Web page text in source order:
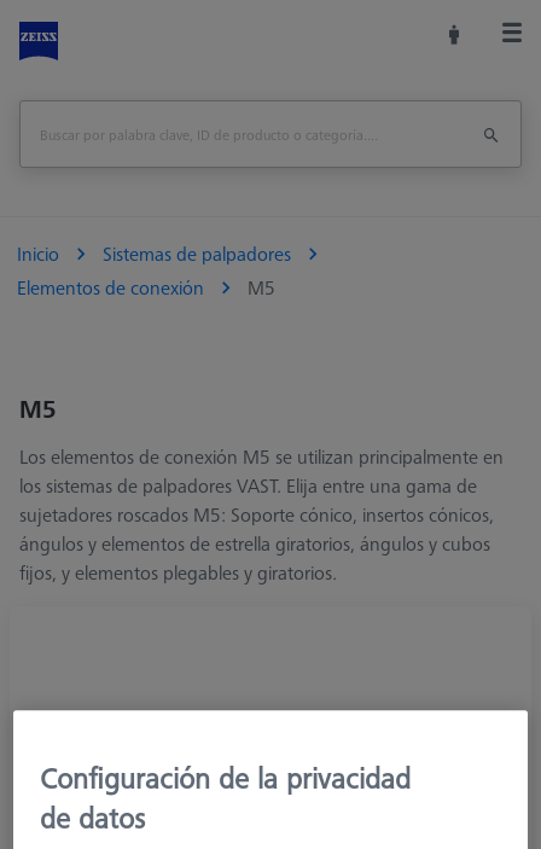
Inicio
Sistemas de palpadores
Elementos de conexión
M5
M5
Los elementos de conexión M5 se utilizan principalmente en
los sistemas de palpadores VAST. Elija entre una gama de
sujetadores roscados M5: Soporte cónico, insertos cónicos,
ángulos y elementos de estrella giratorios, ángulos y cubos
fijos, y elementos plegables y giratorios.
Configuración de la privacidad
de datos